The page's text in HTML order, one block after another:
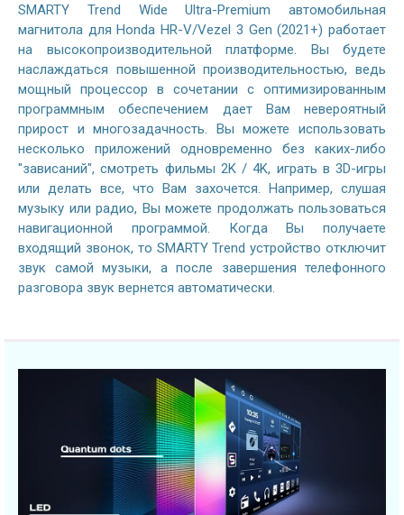
SMARTY Trend Wide Ultra-Premium автомобильная
магнитола для Honda HR-V/Vezel 3 Gen (2021+) работает
на высокопроизводительной платформе. Вы будете
наслаждаться повышенной производительностью, ведь
мощный процессор в сочетании с оптимизированным
программным обеспечением дает Вам невероятный
прирост и многозадачность. Вы можете использовать
несколько приложений одновременно без каких-либо
"зависаний", смотреть фильмы 2K / 4K, играть в 3D-игры
или делать все, что Вам захочется. Например, слушая
музыку или радио, Вы можете продолжать пользоваться
навигационной программой. Когда Вы получаете
входящий звонок, то SMARTY Trend устройство отключит
звук самой музыки, а после завершения телефонного
разговора звук вернется автоматически.